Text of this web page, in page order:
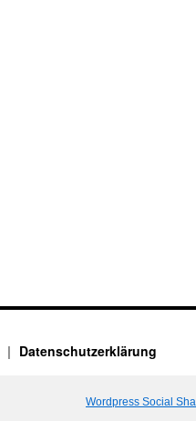
Datenschutzerklärung
Wordpress Social